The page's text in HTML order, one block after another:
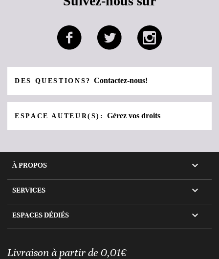
DES QUESTIONS?Contactez-nous!
ESPACE AUTEUR(S):Gérez vos droits
À PROPOS 
SERVICES 
ESPACES DÉDIÉS 
Livraison à partir de 0,01€